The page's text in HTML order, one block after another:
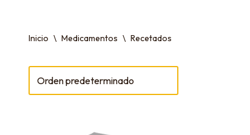
Inicio \ Medicamentos \ Recetados